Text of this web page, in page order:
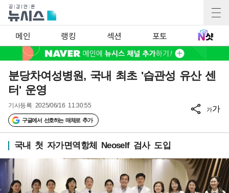
메인 랭킹 섹션 포토
분당차여성병원, 국내 최초 '습관성 유산 센
터' 운영
기사등록 2025/06/16 11:30:55
구글에서 선호하는 매체로 추가
가가
국내 첫 자가면역항체 Neoself 검사 도입